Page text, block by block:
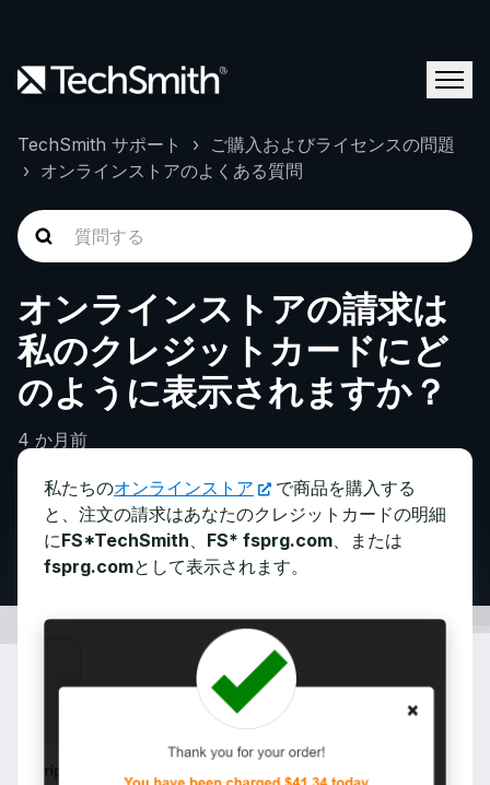
TechSmith サポート
ご購入およびライセンスの問題
オンラインストアのよくある質問
オンラインストアの請求は
私のクレジットカードにど
のように表示されますか？
4 か月前
私たちのオンラインストア
で商品を購入する
と、注文の請求はあなたのクレジットカードの明細
にFS*TechSmith、 FS* fsprg.com、または
fsprg.comとして表示されます。